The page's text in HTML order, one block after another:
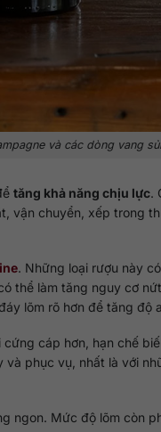
và các dòng vang
tăng khả năng chịu lực.
vận chuyển, xếp trong
. Những loại rượu này
thể làm tăng nguy cơ
lõm rõ hơn để tăng độ
cáp hơn, hạn chế
phục vụ, nhất là với
ngon. Mức độ lõm còn